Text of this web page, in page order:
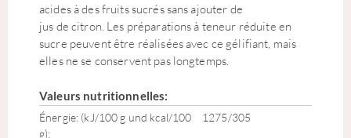
acides à des fruits sucrés sans ajouter de
jus de citron. Les préparations à teneur réduite en
sucre peuvent être réalisées avec ce gélifiant, mais
elles ne se conservent pas longtemps.
Valeurs nutritionnelles:
Énergie: (kJ/100 g und kcal/100
g):
1275/305